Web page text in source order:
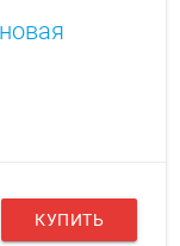
КУПИТЬ